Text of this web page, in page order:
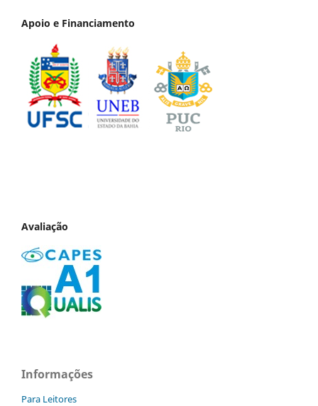
Apoio e Financiamento
Avaliação
Informações
Para Leitores